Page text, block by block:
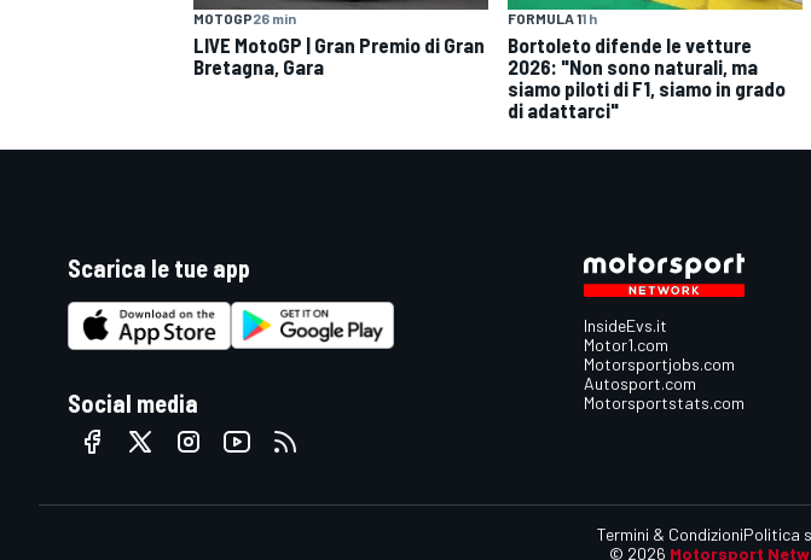
MOTOGP26 min
LIVE MotoGP | Gran Premio di Gran
Bretagna, Gara
FORMULA 11 h
Bortoleto difende le vetture
2026: "Non sono naturali, ma
siamo piloti di F1, siamo in grado
di adattarci"
Scarica le tue app
Social media
InsideEvs.it
Motor1.com
Motorsportjobs.com
Autosport.com
Motorsportstats.com
© 2026 Motorsport
Termini & CondizioniPolitica